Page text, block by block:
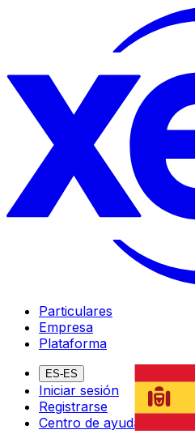
Particulares
Empresa
Plataforma
ES-ES
Iniciar sesión
Registrarse
Centro de ayuda